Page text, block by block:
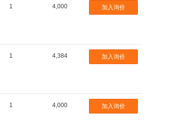
1 4,000 加入询价
1 4,384 加入询价
1 4,000 加入询价